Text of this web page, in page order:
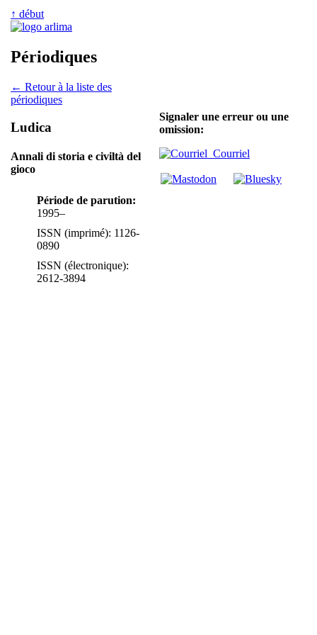
↑ début
Périodiques
← Retour à la liste des
périodiques
Ludica
Annali di storia e civiltà del
gioco
Période de parution:
1995–
ISSN (imprimé): 1126-
0890
ISSN (électronique):
2612-3894
Signaler une erreur ou une
omission:
Courriel